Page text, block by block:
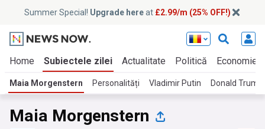
Summer Special! Upgrade hereat £2.99/m (25% OFF!)
Home Subiectele zilei Actualitate Politică Economie
Maia Morgenstern Personalități Vladimir Putin Donald Trump
Maia Morgenstern